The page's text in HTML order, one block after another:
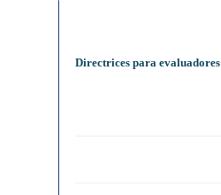
Directrices para evaluadores